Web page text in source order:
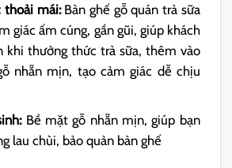
thoải mái:Bàn ghế gỗ quán trà sữa
giác ấm cúng, gần gũi, giúp khách
khi thưởng thức trà sữa, thêm vào
nhẵn mịn, tạo cảm giác dễ chịu
Bề mặt gỗ nhẵn mịn, giúp bạn
lau chùi, bảo quản bàn ghế